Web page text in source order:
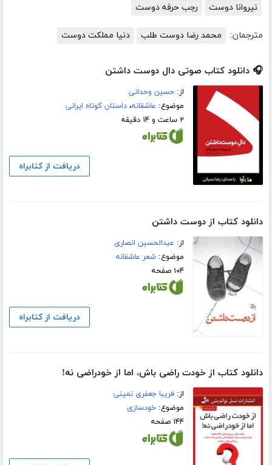
نیروانا دوست
رجب حرفه دوست
مترجمان: محمد رضا دوست طلب دنیا مملکت دوست
🎧 دانلود کتاب صوتی دال دوست داشتن
از:حسین وحدانی
موضوع: عاشقانه،داستان کوتاه ایرانی
۲ ساعت و ۱۴ دقیقه
دریافت از کتابراه
دانلود کتاب از دوست داشتن
از: عبدالحسین انصاری
موضوع:شعر عاشقانه
۱۰۴ صفحه
دریافت از کتابراه
دانلود کتاب از خودت راضی باش، اما از خودراضی نه!
از:فریبا جعفری نمینی
موضوع:خودسازی
۱۴۴ صفحه